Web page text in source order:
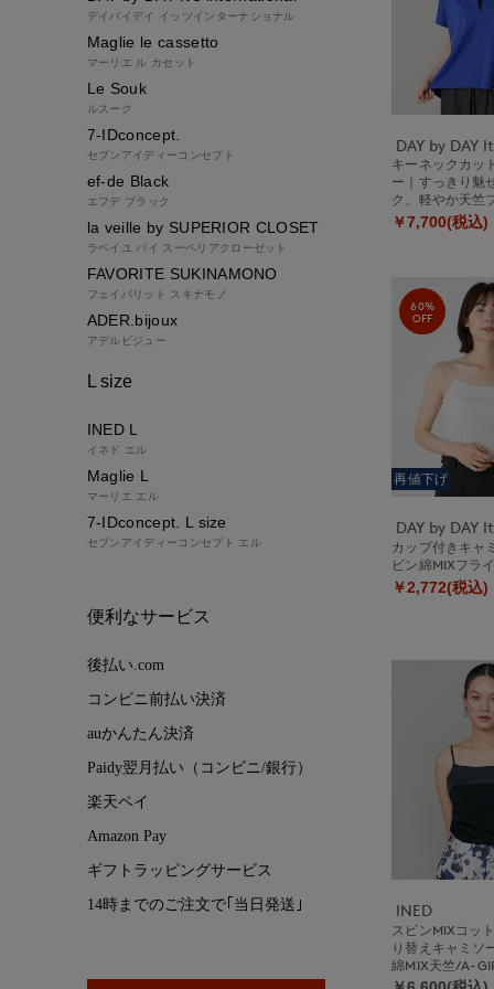
キーネックカッ
ー｜すっきり魅
ク、軽やか天竺
￥7,700(税込)
60%
OFF
再値下げ
カップ付きキャ
ビン綿MIXフラ
￥2,772(税込)
INED
スビンMIXコッ
り替えキャミソ
綿MIX天竺/A-
デイバイデイ イッツインターナショナル
Maglie le cassetto
マーリエ ル カセット
Le Souk
ルスーク
7-IDconcept.
セブンアイディーコンセプト
ef-de Black
エフデ ブラック
la veille by SUPERIOR CLOSET
ラベイユ バイ スーペリアクローゼット
FAVORITE SUKINAMONO
フェイバリット スキナモノ
ADER.bijoux
アデルビジュー
L size
INED L
イネド エル
Maglie L
マーリエ エル
7-IDconcept. L size
セブンアイディーコンセプト エル
便利なサービス
後払い.com
コンビニ前払い決済
auかんたん決済
Paidy翌月払い（コンビニ/銀行）
楽天ペイ
Amazon Pay
ギフトラッピングサービス
14時までのご注文で｢当日発送｣